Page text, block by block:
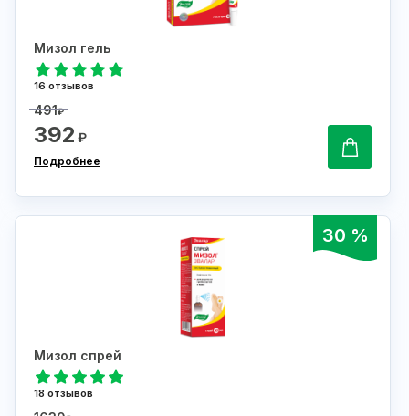
Мизол гель
16 отзывов
491₽
392 ₽
Подробнее
30 %
Мизол спрей
18 отзывов